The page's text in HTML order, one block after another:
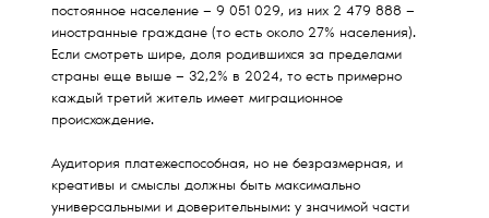
постоянное население — 9 051 029, из них 2 479 888 —
иностранные граждане (то есть около 27% населения).
Если смотреть шире, доля родившихся за пределами
страны еще выше — 32,2% в 2024, то есть примерно
каждый третий житель имеет миграционное
происхождение.
Аудитория платежеспособная, но не безразмерная, и
креативы и смыслы должны быть максимально
универсальными и доверительными: у значимой части